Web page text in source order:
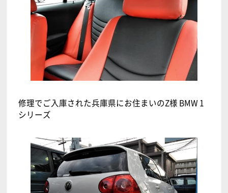
修理でご入庫された兵庫県にお住まいのZ様 BMW 1
シリーズ